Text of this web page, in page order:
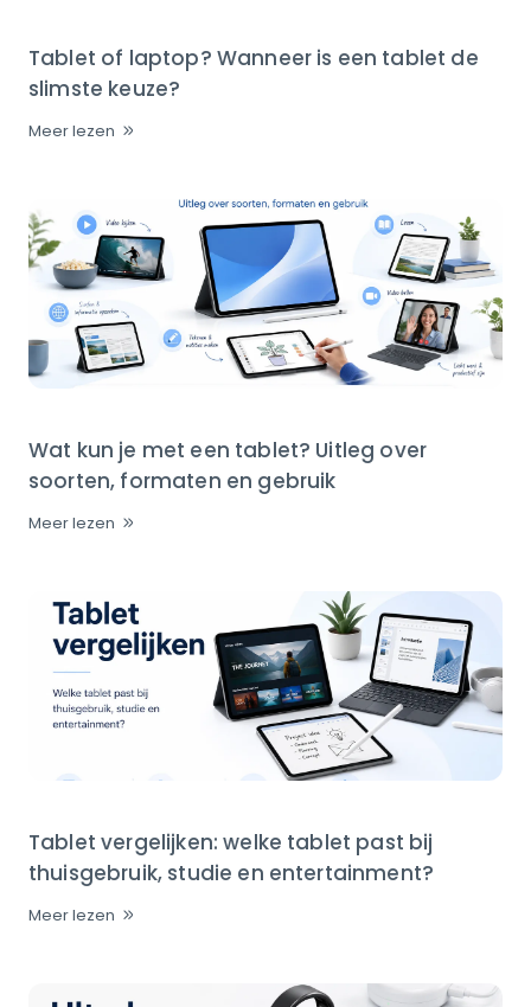
Tablet of laptop? Wanneer is een tablet de
slimste keuze?
Meer lezen
Wat kun je met een tablet? Uitleg over
soorten, formaten en gebruik
Meer lezen
Tablet vergelijken: welke tablet past bij
thuisgebruik, studie en entertainment?
Meer lezen